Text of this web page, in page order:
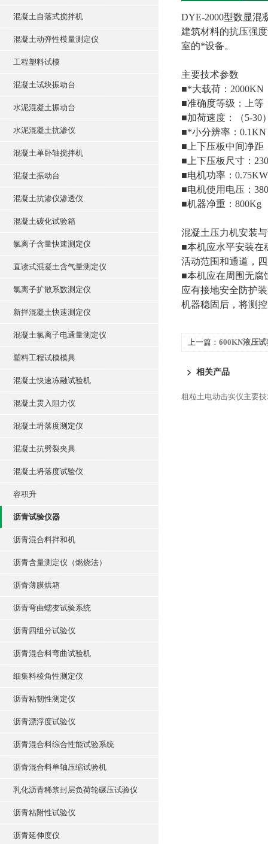
混凝土自落式搅拌机
混凝土动弹性模量测定仪
工程塑料试模
混凝土试块振动台
水泥混凝土振动台
水泥混凝土抗渗仪
混凝土单卧轴搅拌机
混凝土振动台
混凝土抗渗仪渗透仪
混凝土碳化试验箱
氯离子含量快速测定仪
直读式混凝土含气量测定仪
氯离子扩散系数测定仪
新拌混凝土快速测定仪
混凝土氯离子电通量测定仪
塑料工程试模模具
混凝土快速冻融试验机
混凝土贯入阻力仪
混凝土坍落度测定仪
混凝土抗劈裂夹具
混凝土坍落度试验仪
容积升
沥青试验仪器
沥青混合料拌和机
沥青含量测定仪（燃烧法）
沥青薄膜烘箱
沥青弯曲蠕变试验系统
沥青四组分试验仪
沥青混合料弯曲试验机
细集料棱角性测定仪
沥青粘韧性测定仪
沥青漂浮度试验仪
沥青混合料综合性能试验系统
沥青混合料单轴压缩试验机
乳化沥青稀浆封层负荷轮碾压试验仪
沥青粘附性试验仪
沥青延伸度仪
DYE-2000型数显混
建筑材料的抗压强
室的*设备。
主要技术参数
■*大载荷：2000KN
■准确度等级：上等
■加荷速度：（5-30
■*小分辨率：0.1KN
■上下压板中间净距
■上下压板尺寸：
■电机功率：0.75KW
■电机使用电压：
■机器净重：800Kg
混凝土压力机安装
■本机应水平安装在
活动范围和通道，
■本机应在周围无腐
应有接地安全防护
机器稳固后，将测
上一篇： 600KN液压
相关产品
粗粒土电动击实仪主要